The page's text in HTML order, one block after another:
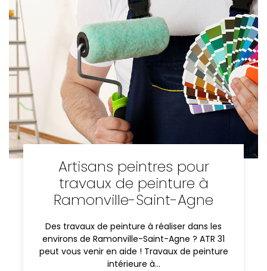
Artisans peintres pour
travaux de peinture à
Ramonville-Saint-Agne
Des travaux de peinture à réaliser dans les
environs de Ramonville-Saint-Agne ? ATR 31
peut vous venir en aide ! Travaux de peinture
intérieure à…